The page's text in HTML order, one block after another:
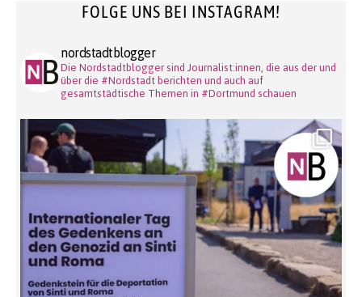
FOLGE UNS BEI INSTAGRAM!
nordstadtblogger
Die Nordstadtblogger sind Journalist:innen, die aus der und
über die #Nordstadt berichten und auch auf
gesamtstädtische Themen in #Dortmund schauen